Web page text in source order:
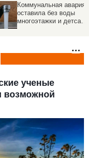
Микрорайон Спутник в
Барнауле временно
останется без
ученые
возможной